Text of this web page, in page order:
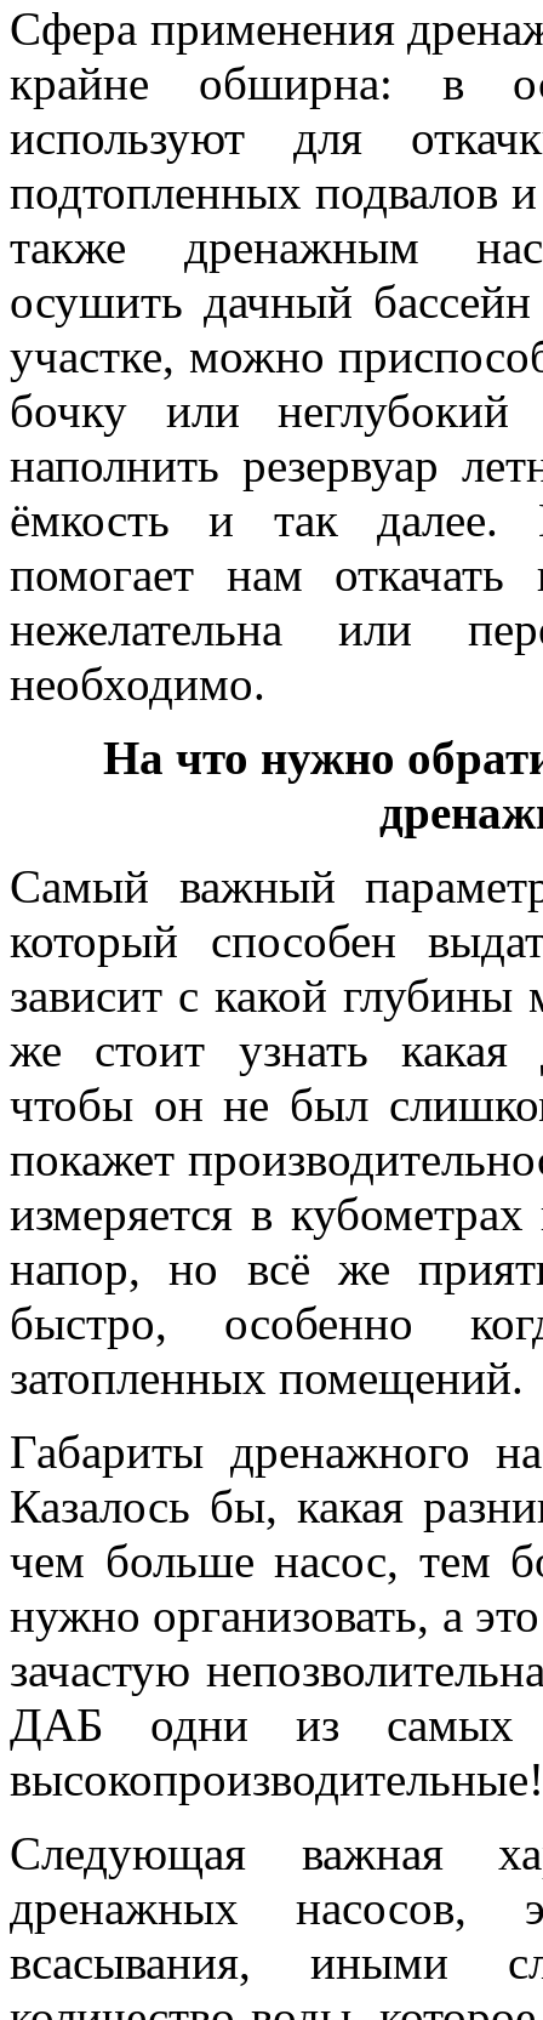
Сфера применения
крайне обширна: в
используют для
подтопленных подвалов
также дренажным
осушить дачный
участке, можно
бочку или неглубокий
наполнить резервуар
ёмкость и так
помогает нам
нежелательна или
необходимо.
На что нужно
Самый важный
который способен
зависит с какой
же стоит узнать какая
чтобы он не был
покажет
измеряется в
напор, но всё же
быстро, особенно
затопленных помещений.
Габариты дренажного
Казалось бы, какая
чем больше насос, тем
нужно организовать, а
зачастую
ДАБ одни из самых
высокопроизводительные!
Следующая важная
дренажных насосов,
всасывания, иными